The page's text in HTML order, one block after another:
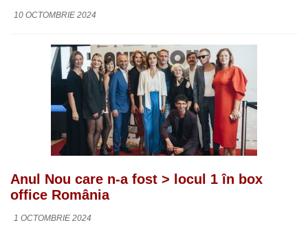
10 OCTOMBRIE 2024
Anul Nou care n-a fost > locul 1 în box
office România
1 OCTOMBRIE 2024